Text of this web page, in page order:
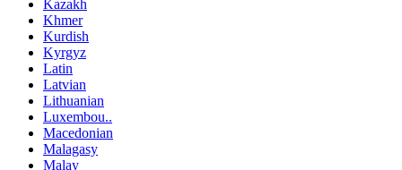
Kazakh
Khmer
Kurdish
Kyrgyz
Latin
Latvian
Lithuanian
Luxembou..
Macedonian
Malagasy
Malay